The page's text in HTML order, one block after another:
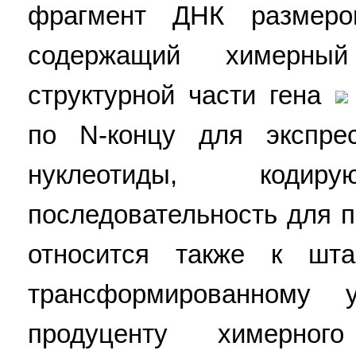
фрагмент ДНК
содержащий
структурной части гена
по N-концу для
нуклеотиды,
последовательность для
относится также к
продуценту